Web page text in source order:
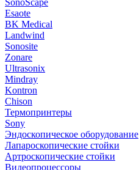
SonoScape
Esaote
BK Medical
Landwind
Sonosite
Zonare
Ultrasonix
Mindray
Kontron
Chison
Термопринтеры
Sony
Эндоскопическое оборудование
Лапароскопические стойки
Артроскопические стойки
Видеопроцессоры